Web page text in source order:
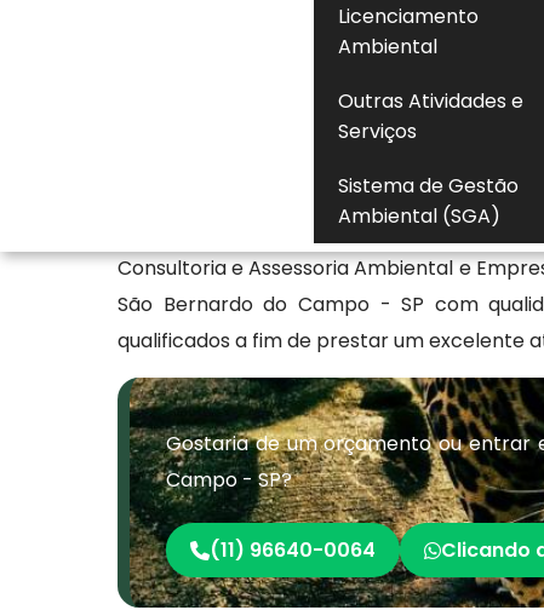
Licenciamento
Ambiental
Outras Atividades e
Serviços
Sistema de Gestão
Ambiental (SGA)
autuações, embargos e sanções
manter o controle sobre a
Saiba mais sobre a
Utilizando os melhores recursos
fato de proporcionar a excelência
Consultoria e Assessoria Ambiental e
São Bernardo do Campo - SP com
qualificados a fim de prestar um excelente
Gostaria de um orçamento ou entrar
Campo - SP?
(11) 96640-0064 Clicando